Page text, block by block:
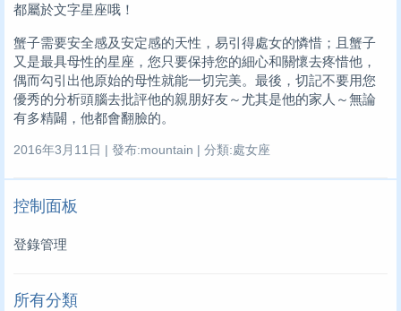
都屬於文字星座哦！
蟹子需要安全感及安定感的天性，易引得處女的憐惜；且蟹子
又是最具母性的星座，您只要保持您的細心和關懷去疼惜他，
偶而勾引出他原始的母性就能一切完美。最後，切記不要用您
優秀的分析頭腦去批評他的親朋好友～尤其是他的家人～無論
有多精闢，他都會翻臉的。
2016年3月11日 | 發布:mountain | 分類:處女座
控制面板
登錄管理
所有分類